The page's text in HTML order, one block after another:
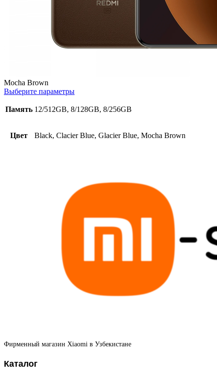
Mocha Brown
Выберите параметры
Память 12/512GB, 8/128GB, 8/256GB
Цвет Black, Clacier Blue, Glacier Blue, Mocha Brown
Фирменный магазин Xiaomi в Узбекистане
Каталог